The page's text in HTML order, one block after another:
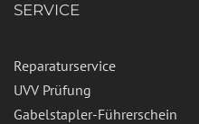
SERVICE
Reparaturservice
UVV Prüfung
Gabelstapler-Führerschein